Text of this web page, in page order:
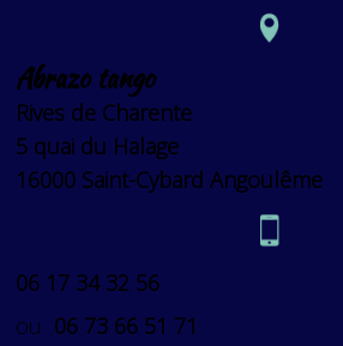
Abrazo tango
Rives de Charente
5 quai du Halage
16000 Saint-Cybard Angoulême
06 17 34 32 56
ou 06 73 66 51 71